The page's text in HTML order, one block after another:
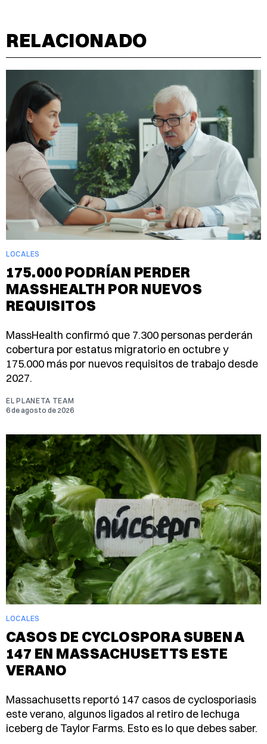
RELACIONADO
LOCALES
175.000 PODRÍAN PERDER
MASSHEALTH POR NUEVOS
REQUISITOS
MassHealth confirmó que 7.300 personas perderán
cobertura por estatus migratorio en octubre y
175.000 más por nuevos requisitos de trabajo desde
2027.
EL PLANETA TEAM
6 de agosto de 2026
LOCALES
CASOS DE CYCLOSPORA SUBEN A
147 EN MASSACHUSETTS ESTE
VERANO
Massachusetts reportó 147 casos de cyclosporiasis
este verano, algunos ligados al retiro de lechuga
iceberg de Taylor Farms. Esto es lo que debes saber.